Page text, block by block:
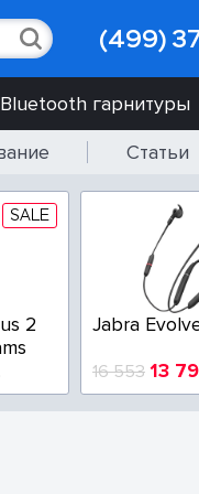
(499)
Bluetooth гарнитуры
Статьи
QD
900 5